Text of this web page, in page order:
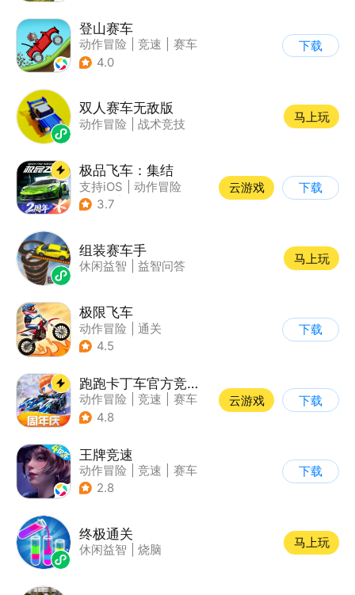
登山赛车
动作冒险 竞速
赛车
| 卡通
4.0
下载
双人赛车无敌版
动作冒险 战术竞技
马上玩
极品飞车：集结
支持iOS
动作冒险
| 竞速
3.7
云游戏 下载
组装赛车手
休闲益智 益智问答
马上玩
极限飞车
动作冒险
通关
| 摩托车
4.5
下载
跑跑卡丁车官方竞速版
动作冒险 竞速
赛车
| 跑跑卡丁车
4.8
云游戏 下载
王牌竞速
动作冒险 竞速
赛车
| 漂移
2.8
下载
终极通关
休闲益智 烧脑
马上玩